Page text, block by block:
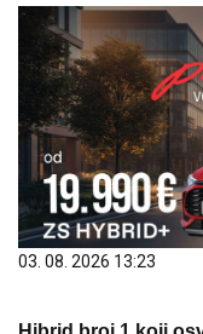
03. 08. 2026 13:23